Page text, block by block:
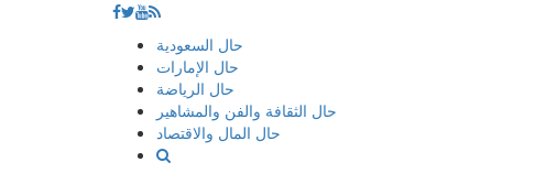
إذهب
المحتوى
حال السعودية
حال الإمارات
حال الرياضة
حال الثقافة والفن والمشاهير
حال المال والاقتصاد